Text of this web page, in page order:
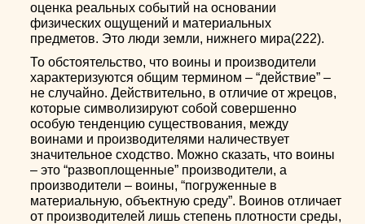
оценка реальных событий на основании
физических ощущений и материальных
предметов. Это люди земли, нижнего мира(222).
То обстоятельство, что воины и производители
характеризуются общим термином – “действие” –
не случайно. Действительно, в отличие от жрецов,
которые символизируют собой совершенно
особую тенденцию существования, между
воинами и производителями наличествует
значительное сходство. Можно сказать, что воины
– это “развоплощенные” производители, а
производители – воины, “погруженные в
материальную, объектную среду”. Воинов отличает
от производителей лишь степень плотности среды,